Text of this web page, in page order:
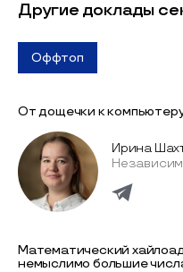
Другие доклады
Оффтоп
От дощечки к
Ирина
Математический
немыслимо большие